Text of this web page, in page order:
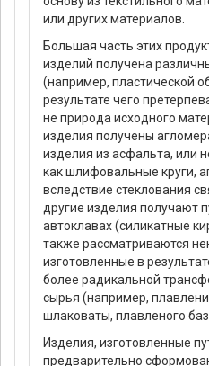
или других материалов.
Большая часть этих
изделий получена
(например, пластической
результате чего
не природа исходного
изделия получены
изделия из асфальта, или
как шлифовальные круги,
вследствие стеклования
другие изделия получают
автоклавах (силикатные
также рассматриваются
изготовленные в
более радикальной
сырья (например,
шлаковаты, плавленого
Изделия, изготовленные
предварительно